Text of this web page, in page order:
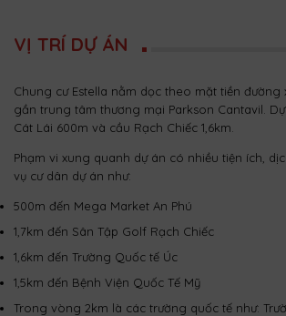
VỊ TRÍ DỰ ÁN
Chung cư Estella nằm dọc theo mặt tiền đường
gần trung tâm thương mại Parkson Cantavil.
Cát Lái 600m và cầu Rạch Chiếc 1,6km.
Phạm vi xung quanh dự án có nhiều tiện ích,
vụ cư dân dự án như:
500m đến Mega Market An Phú
1,7km đến Sân Tập Golf Rạch Chiếc
1,6km đến Trường Quốc tế Úc
1,5km đến Bệnh Viện Quốc Tế Mỹ
Trong vòng 2km là các trường quốc tế như: